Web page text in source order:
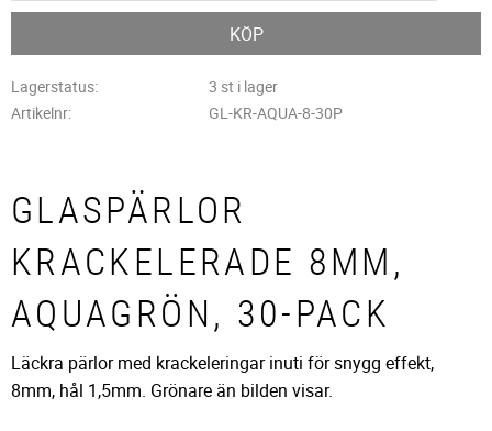
KÖP
Lagerstatus
3 st i lager
Artikelnr
GL-KR-AQUA-8-30P
GLASPÄRLOR
KRACKELERADE 8MM,
AQUAGRÖN, 30-PACK
Läckra pärlor med krackeleringar inuti för snygg effekt,
8mm, hål 1,5mm. Grönare än bilden visar.​